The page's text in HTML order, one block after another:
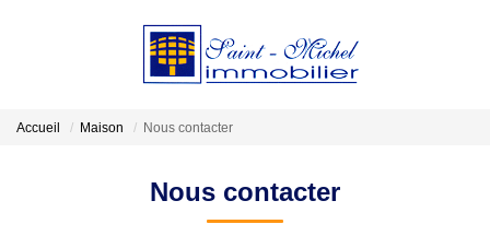
Accueil Maison Nous contacter
Nous contacter